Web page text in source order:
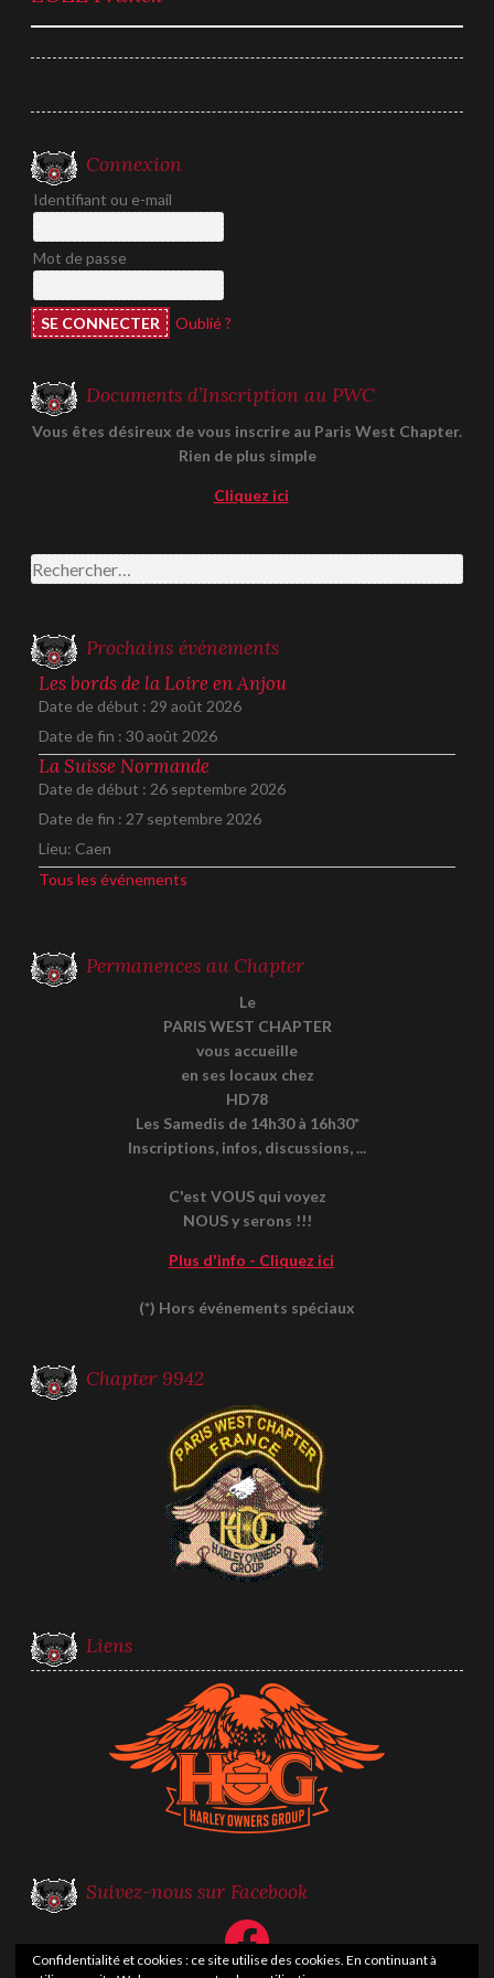
de
Connexion
Identifiant ou e-mail
Mot de passe
Oublié ?
Documents d’Inscription au PWC
Vous êtes désireux de vous inscrire au Paris West Chapter.
Rien de plus simple
Cliquez ici
Rechercher :
Prochains événements
Les bords de la Loire en Anjou
Date de début : 29 août 2026
Date de fin : 30 août 2026
La Suisse Normande
Date de début : 26 septembre 2026
Date de fin : 27 septembre 2026
Lieu: Caen
Tous les événements
Permanences au Chapter
Le
PARIS WEST CHAPTER
vous accueille
en ses locaux chez
HD78
Les Samedis de 14h30 à 16h30*
Inscriptions, infos, discussions, ...
C'est VOUS qui voyez
NOUS y serons !!!
Plus d'info - Cliquez ici
(*) Hors événements spéciaux
Chapter 9942
Liens
Suivez-nous sur Facebook
Facebook
Confidentialité et cookies : ce site utilise des cookies. En continuant à